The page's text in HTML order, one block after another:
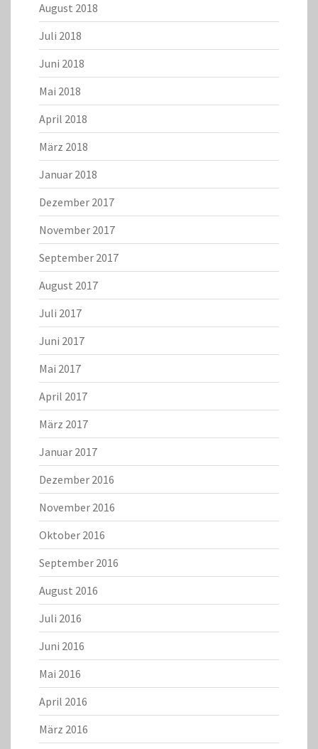
August 2018
Juli 2018
Juni 2018
Mai 2018
April 2018
März 2018
Januar 2018
Dezember 2017
November 2017
September 2017
August 2017
Juli 2017
Juni 2017
Mai 2017
April 2017
März 2017
Januar 2017
Dezember 2016
November 2016
Oktober 2016
September 2016
August 2016
Juli 2016
Juni 2016
Mai 2016
April 2016
März 2016